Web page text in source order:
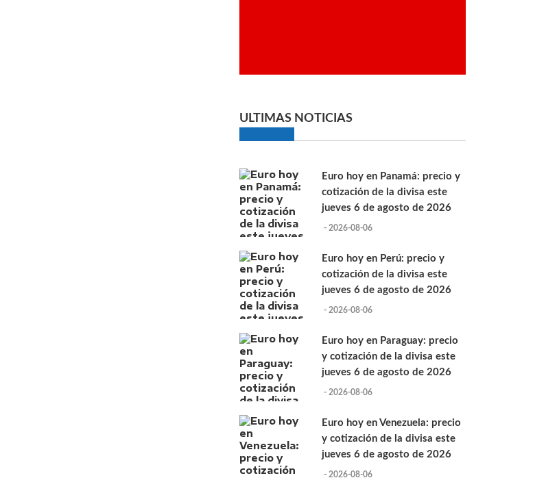
ULTIMAS NOTICIAS
Euro hoy en Panamá: precio y
cotización de la divisa este
jueves 6 de agosto de 2026
- 2026-08-06
Euro hoy en Perú: precio y
cotización de la divisa este
jueves 6 de agosto de 2026
- 2026-08-06
Euro hoy en Paraguay: precio
y cotización de la divisa este
jueves 6 de agosto de 2026
- 2026-08-06
Euro hoy en Venezuela: precio
y cotización de la divisa este
jueves 6 de agosto de 2026
- 2026-08-06